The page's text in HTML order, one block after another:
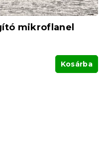
mikroflanel
Kosárba